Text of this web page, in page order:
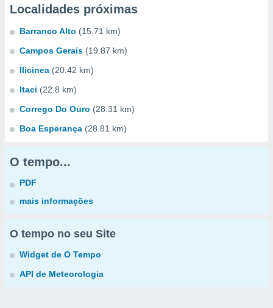
Localidades próximas
Barranco Alto (15.71 km)
Campos Gerais (19.87 km)
Ilicinea (20.42 km)
Itaci (22.8 km)
Corrego Do Ouro (28.31 km)
Boa Esperança (28.81 km)
O tempo...
PDF
mais informações
O tempo no seu Site
Widget de O Tempo
API de Meteorologia